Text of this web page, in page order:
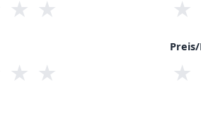
★ ★ ★
★ ★ ★